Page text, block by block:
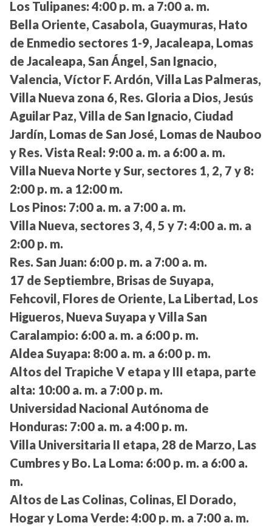
Los Tulipanes: 4:00 p. m. a 7:00 a. m.
Bella Oriente, Casabola, Guaymuras, Hato
de Enmedio sectores 1-9, Jacaleapa, Lomas
de Jacaleapa, San Ángel, San Ignacio,
Valencia, Víctor F. Ardón, Villa Las Palmeras,
Villa Nueva zona 6, Res. Gloria a Dios, Jesús
Aguilar Paz, Villa de San Ignacio, Ciudad
Jardín, Lomas de San José, Lomas de Nauboo
y Res. Vista Real: 9:00 a. m. a 6:00 a. m.
Villa Nueva Norte y Sur, sectores 1, 2, 7 y 8:
2:00 p. m. a 12:00 m.
Los Pinos: 7:00 a. m. a 7:00 a. m.
Villa Nueva, sectores 3, 4, 5 y 7: 4:00 a. m. a
2:00 p. m.
Res. San Juan: 6:00 p. m. a 7:00 a. m.
17 de Septiembre, Brisas de Suyapa,
Fehcovil, Flores de Oriente, La Libertad, Los
Higueros, Nueva Suyapa y Villa San
Caralampio: 6:00 a. m. a 6:00 p. m.
Aldea Suyapa: 8:00 a. m. a 6:00 p. m.
Altos del Trapiche V etapa y III etapa, parte
alta: 10:00 a. m. a 7:00 p. m.
Universidad Nacional Autónoma de
Honduras: 7:00 a. m. a 4:00 p. m.
Villa Universitaria II etapa, 28 de Marzo, Las
Cumbres y Bo. La Loma: 6:00 p. m. a 6:00 a.
m.
Altos de Las Colinas, Colinas, El Dorado,
Hogar y Loma Verde: 4:00 p. m. a 7:00 a. m.